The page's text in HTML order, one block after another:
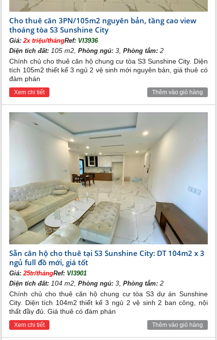
Cho thuê căn 3PN/105m2 nguyên bản, tầng cao view
thoáng tòa S3 Sunshine City
Giá:2x triệu/thángRef: VI3936
Diện tích đất: 105 m2,Phòng ngủ: 3,Phòng tắm: 2
Chính chủ cho thuê căn hộ chung cư tòa S3 Sunshine City. Diện
tích 105m2 thiết kế 3 ngủ 2 vệ sinh mới nguyên bản, giá thuê có
đàm phán
Xem chi tiết Thêm vào giỏ hàng
Sẵn căn hộ cho thuê tại S3 Sunshine City: DT 104m2 x 3
ngủ full đồ mới, giá tốt
Giá:25tr/thángRef: VI3901
Diện tích đất: 104 m2,Phòng ngủ: 3,Phòng tắm: 2
Chính chủ cho thuê căn hộ chung cư tòa S3 dự án Sunshine
City. Diện tích 104m2 thiết kế 3 ngủ 2 vệ sinh 2 ban công, nội
thất đầy đủ. Giá thuê có đàm phán
Xem chi tiết Thêm vào giỏ hàng